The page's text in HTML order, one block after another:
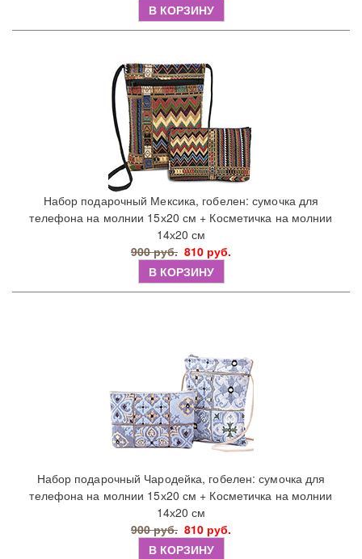
В КОРЗИНУ
Набор подарочный Мексика, гобелен: сумочка для
телефона на молнии 15х20 см + Косметичка на молнии
14х20 см
900 руб. 810 руб.
В КОРЗИНУ
Набор подарочный Чародейка, гобелен: сумочка для
телефона на молнии 15х20 см + Косметичка на молнии
14х20 см
900 руб. 810 руб.
В КОРЗИНУ